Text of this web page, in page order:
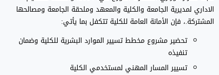
الاداري لمديرية الجامعة والكلية والمعهد وملحقة الجامعة ومصالحها
المشتركة.، فإن الأمانة العامة للكلية تتكفل بما يأتي:
تحضير مشروع مخطط تسيير الموارد البشرية للكلية وضمان
تنفيذه
تسيير المسار المهني لمستخدمي الكلية